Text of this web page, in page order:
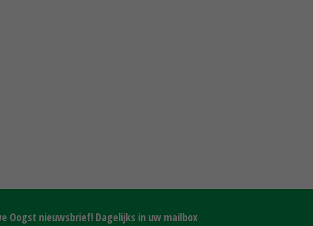
Oogst nieuwsbrief! Dagelijks in uw mailbox